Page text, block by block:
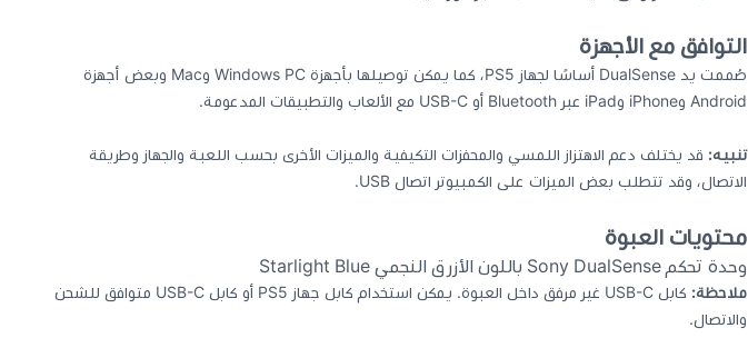
التوافق مع الأجهزة
صُممت يد DualSense أساسًا لجهاز PS5، كما يمكن توصيلها بأجهزة Windows PC وMac وبعض أجهزة
Android وiPhone وiPad عبر Bluetooth أو USB-C مع الألعاب والتطبيقات المدعومة.
تنبيه: قد يختلف دعم الاهتزاز اللمسي والمحفزات التكيفية والميزات الأخرى بحسب اللعبة والجهاز وطريقة
الاتصال، وقد تتطلب بعض الميزات على الكمبيوتر اتصال USB.
محتويات العبوة
وحدة تحكم Sony DualSense باللون الأزرق النجمي Starlight Blue
ملاحظة:
كابل USB-C غير مرفق داخل العبوة. يمكن استخدام كابل جهاز PS5 أو كابل USB-C متوافق للشحن
والاتصال.